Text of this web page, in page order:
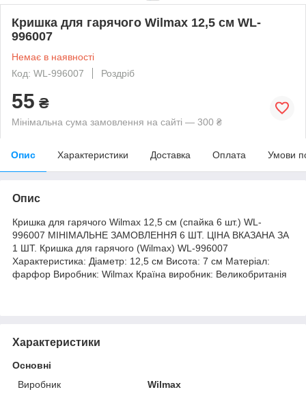
Кришка для гарячого Wilmax 12,5 см WL-
996007
Немає в наявності
Код: WL-996007
Роздріб
55 ₴
Мінімальна сума замовлення на сайті — 300 ₴
Опис Характеристики Доставка Оплата Умови
Опис
Кришка для гарячого Wilmax 12,5 см (спайка 6 шт.) WL-
996007 МІНІМАЛЬНЕ ЗАМОВЛЕННЯ 6 ШТ. ЦІНА ВКАЗАНА ЗА
1 ШТ. Кришка для гарячого (Wilmax) WL-996007
Характеристика: Діаметр: 12,5 см Висота: 7 см Матеріал:
фарфор Виробник: Wilmax Країна виробник: Великобританія
Характеристики
Основні
Виробник
Wilmax